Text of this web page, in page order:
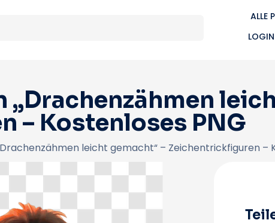
ALLE
LOGIN
– Kostenloses PNG
leicht gemacht“ – Zeichentrickfiguren –